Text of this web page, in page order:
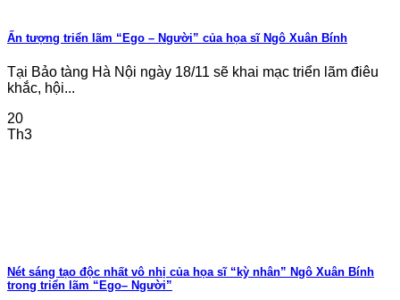
Ấn tượng triển lãm “Ego – Người” của họa sĩ Ngô Xuân Bính
Tại Bảo tàng Hà Nội ngày 18/11 sẽ khai mạc triển lãm điêu
khắc, hội...
20
Th3
Nét sáng tạo độc nhất vô nhị của họa sĩ “kỳ nhân” Ngô Xuân Bính
trong triển lãm “Ego– Người”